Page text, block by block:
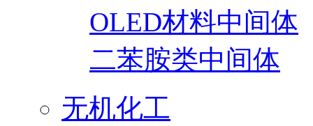
OLED材料中间体
二苯胺类中间体
无机化工